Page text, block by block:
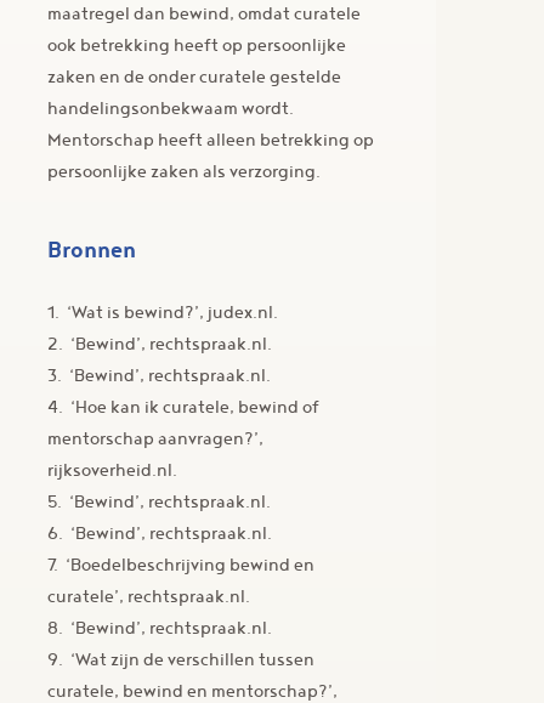
maatregel dan bewind, omdat curatele
ook betrekking heeft op persoonlijke
zaken en de onder curatele gestelde
handelingsonbekwaam wordt.
Mentorschap heeft alleen betrekking op
persoonlijke zaken als verzorging.
Bronnen
1. ‘Wat is bewind?’, judex.nl.
2. ‘Bewind’, rechtspraak.nl.
3. ‘Bewind’, rechtspraak.nl.
4. ‘Hoe kan ik curatele, bewind of
mentorschap aanvragen?’,
rijksoverheid.nl.
5. ‘Bewind’, rechtspraak.nl.
6. ‘Bewind’, rechtspraak.nl.
7. ‘Boedelbeschrijving bewind en
curatele’, rechtspraak.nl.
8. ‘Bewind’, rechtspraak.nl.
9. ‘Wat zijn de verschillen tussen
curatele, bewind en mentorschap?’,